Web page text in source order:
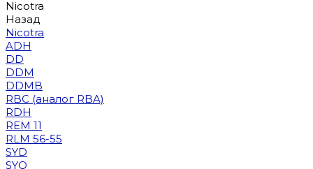
Nicotra
Назад
Nicotra
ADH
DD
DDM
DDMB
RBC (аналог RBA)
RDH
REM 11
RLM 56-55
SYD
SYQ